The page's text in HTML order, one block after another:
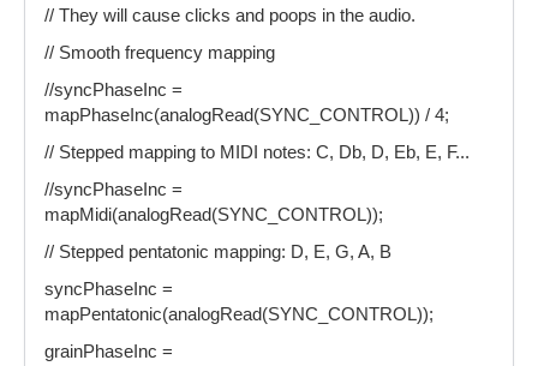
// They will cause clicks and poops in the audio.
// Smooth frequency mapping
//syncPhaseInc =
mapPhaseInc(analogRead(SYNC_CONTROL)) / 4;
// Stepped mapping to MIDI notes: C, Db, D, Eb, E, F...
//syncPhaseInc =
mapMidi(analogRead(SYNC_CONTROL));
// Stepped pentatonic mapping: D, E, G, A, B
syncPhaseInc =
mapPentatonic(analogRead(SYNC_CONTROL));
grainPhaseInc =